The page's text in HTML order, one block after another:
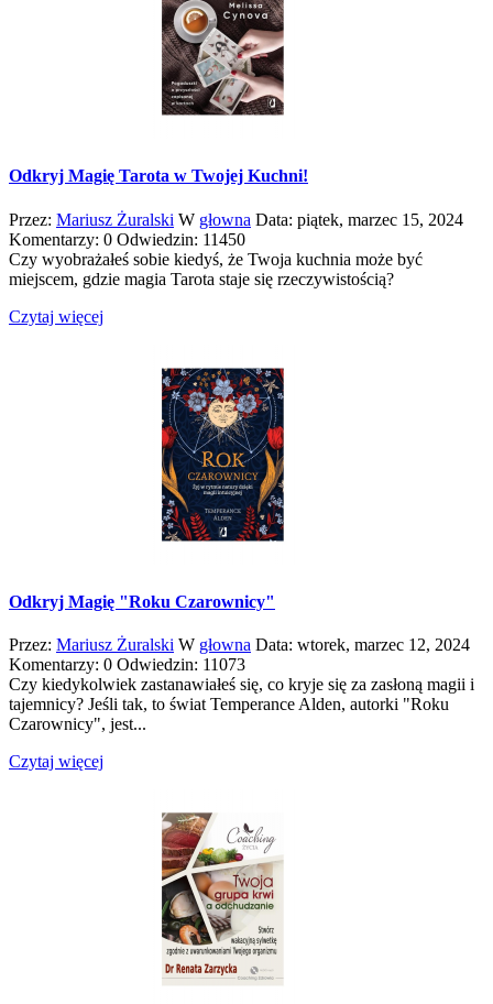
Odkryj Magię Tarota w Twojej Kuchni!
Przez: Mariusz Żuralski W głowna Data: piątek, marzec 15, 2024
Komentarzy: 0 Odwiedzin: 11450
Czy wyobrażałeś sobie kiedyś, że Twoja kuchnia może być
miejscem, gdzie magia Tarota staje się rzeczywistością?
Czytaj więcej
Odkryj Magię "Roku Czarownicy"
Przez: Mariusz Żuralski W głowna Data: wtorek, marzec 12, 2024
Komentarzy: 0 Odwiedzin: 11073
Czy kiedykolwiek zastanawiałeś się, co kryje się za zasłoną magii i
tajemnicy? Jeśli tak, to świat Temperance Alden, autorki "Roku
Czarownicy", jest...
Czytaj więcej